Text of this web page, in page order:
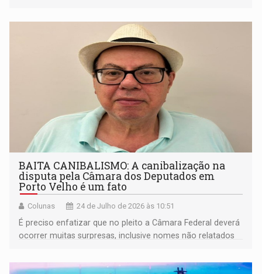
BAITA CANIBALISMO: A canibalização na
disputa pela Câmara dos Deputados em
Porto Velho é um fato
Colunas 24 de Julho de 2026 às 10:51
É preciso enfatizar que no pleito a Câmara Federal deverá
ocorrer muitas surpresas, inclusive nomes não relatados